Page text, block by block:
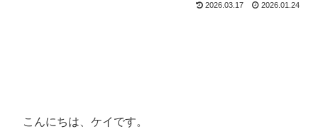
2026.03.17 2026.01.24
こんにちは、ケイです。